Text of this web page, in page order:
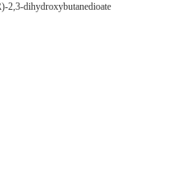
2,3-dihydroxybutanedioate